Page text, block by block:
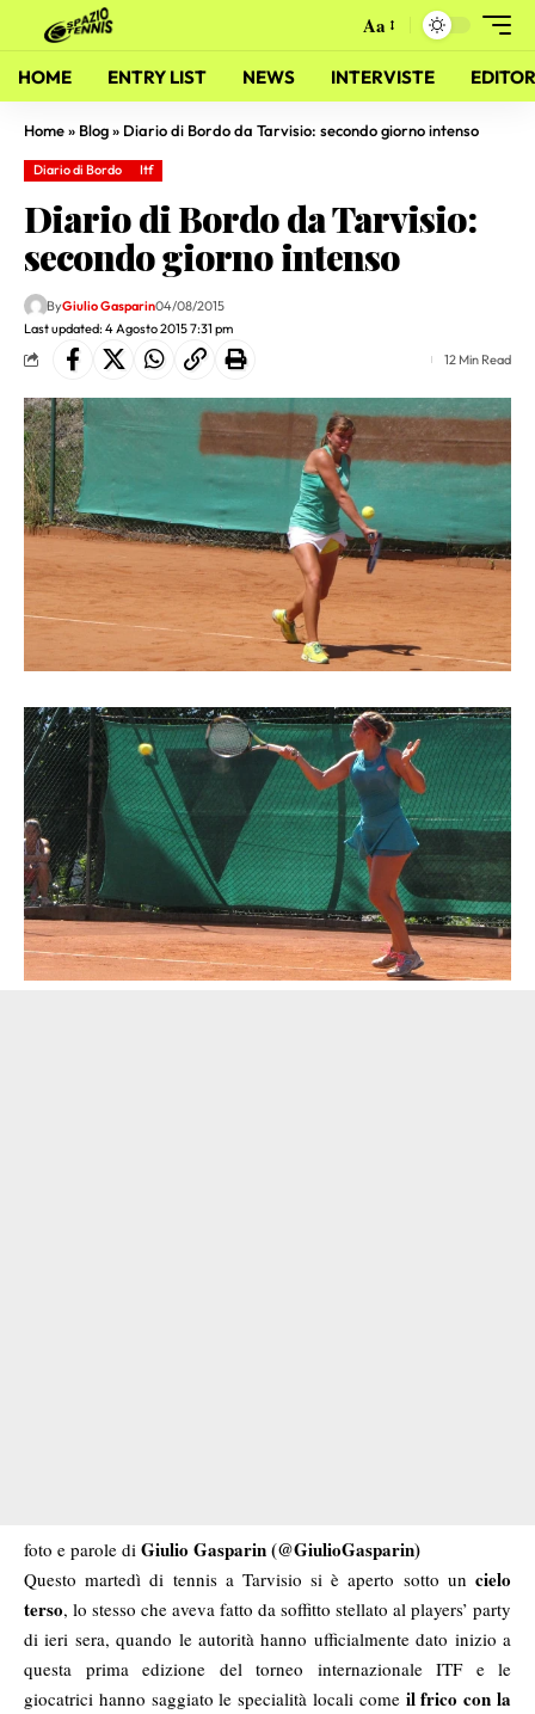
Aa
HOME ENTRY LIST NEWS INTERVISTE
Home» Blog» Diario di Bordo da Tarvisio: secondo giorno intenso
Diario di Bordo Itf
Diario di Bordo da Tarvisio:
secondo giorno intenso
Last updated: 4 Agosto 2015 7:31 pm
ByGiulio Gasparin04/08/2015
12 Min Read
foto e parole di Giulio Gasparin (@GiulioGasparin)
Questo martedì di tennis a Tarvisio si è aperto sotto un cielo
terso, lo stesso che aveva fatto da soffitto stellato al players’ party
di ieri sera, quando le autorità hanno ufficialmente dato inizio a
questa prima edizione del torneo internazionale ITF e le
giocatrici hanno saggiato le specialità locali comeil frico con la